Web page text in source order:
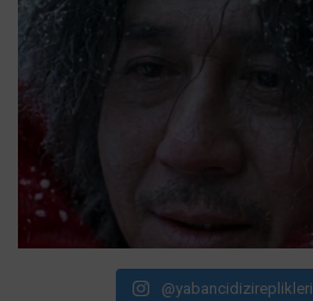
@yabancidizireplikleri